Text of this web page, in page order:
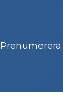
Prenumerera